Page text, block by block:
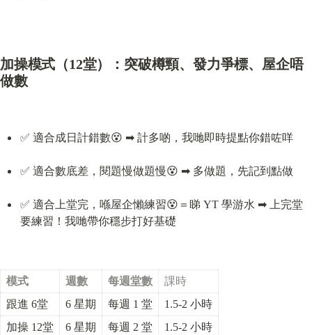
加操模式（12堂）：突破樽頸、發力爭標、屋企唔
做數
✅ 適合成日計錯數😵 ➡ 計多啲，我哋即時提點你錯咗咩
✅ 適合數底差，閱題慢做題慢😵 ➡ 多做題，先記到點做
✅ 適合上堂完，喺屋企懶練習😵＝睇 YT 學游水 ➡ 上完堂
要練習！我哋帶你穩步打好基礎
模式 週數 每週堂數
課時
跟進 6堂
6 星期 每週 1 堂
1.5-2 小時
加操 12堂
6 星期 每週 2 堂 1.5-2 小時